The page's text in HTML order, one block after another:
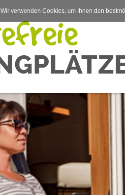
Wir verwenden Cookies, um Ihnen den